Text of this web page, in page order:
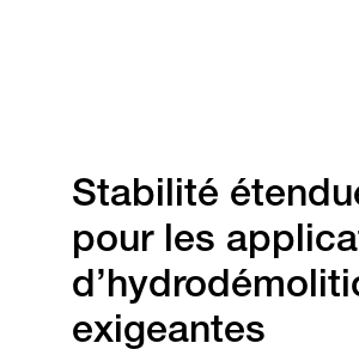
Stabilité
pour les
exigeantes